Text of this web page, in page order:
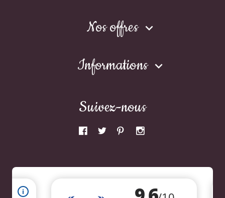
Nos offres 
Informations 
Suivez-nous